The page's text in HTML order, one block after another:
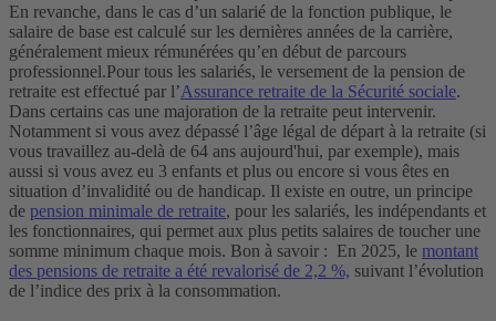
En revanche, dans le cas d’un salarié de la fonction publique, le
salaire de base est calculé sur les dernières années de la carrière,
généralement mieux rémunérées qu’en début de parcours
professionnel.Pour tous les salariés, le versement de la pension de
retraite est effectué par l’Assurance retraite de la Sécurité sociale.
Dans certains cas une majoration de la retraite peut intervenir.
Notamment si vous avez dépassé l’âge légal de départ à la retraite (si
vous travaillez au-delà de 64 ans aujourd'hui, par exemple), mais
aussi si vous avez eu 3 enfants et plus ou encore si vous êtes en
situation d’invalidité ou de handicap. Il existe en outre, un principe
de pension minimale de retraite, pour les salariés, les indépendants et
les fonctionnaires, qui permet aux plus petits salaires de toucher une
somme minimum chaque mois. Bon à savoir : En 2025, le montant
des pensions de retraite a été revalorisé de 2,2 %, suivant l’évolution
de l’indice des prix à la consommation.